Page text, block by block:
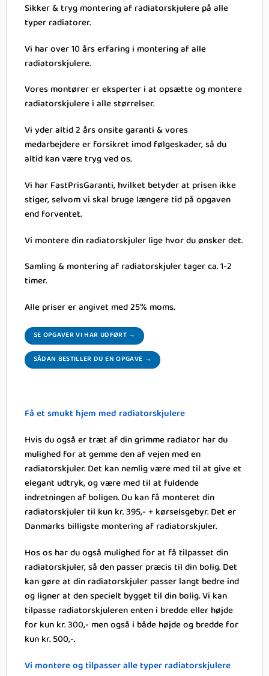
Sikker & tryg montering af radiatorskjulere på alle
typer radiatorer.
Vi har over 10 års erfaring i montering af alle
radiatorskjulere.
Vores montører er eksperter i at opsætte og montere
radiatorskjulere i alle størrelser.
Vi yder altid 2 års onsite garanti & vores
medarbejdere er forsikret imod følgeskader, så du
altid kan være tryg ved os.
Vi har FastPrisGaranti, hvilket betyder at prisen ikke
stiger, selvom vi skal bruge længere tid på opgaven
end forventet.
Vi montere din radiatorskjuler lige hvor du ønsker det.
Samling & montering af radiatorskjuler tager ca. 1-2
timer.
Alle priser er angivet med 25% moms.
SE OPGAVER VI HAR UDFØRT →
SÅDAN BESTILLER DU EN OPGAVE →
Få et smukt hjem med radiatorskjulere
Hvis du også er træt af din grimme radiator har du
mulighed for at gemme den af vejen med en
radiatorskjuler. Det kan nemlig være med til at give et
elegant udtryk, og være med til at fuldende
indretningen af boligen. Du kan få monteret din
radiatorskjuler til kun kr. 395,- + kørselsgebyr. Det er
Danmarks billigste montering af radiatorskjuler.
Hos os har du også mulighed for at få tilpasset din
radiatorskjuler, så den passer præcis til din bolig. Det
kan gøre at din radiatorskjuler passer langt bedre ind
og ligner at den specielt bygget til din bolig. Vi kan
tilpasse radiatorskjuleren enten i bredde eller højde
for kun kr. 300,- men også i både højde og bredde for
kun kr. 500,-.
Vi montere og tilpasser alle typer radiatorskjulere